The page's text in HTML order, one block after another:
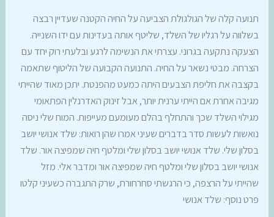
תנועה קלה של הגולגולת הצביעה על החיה הקטנה שעדיין רבצה
בשלווה על רגליו של השלד, שליטף אותה בעדינות עם ידו השנייה.
הצעקה נתקעה בגרוני. עצרתי את הנשימה לרגע ובלעתי רוק יחד עם
הצרחה. מבטי נשאר על החיה. התנועה הקבועה של הליטוף שתאמה
בקצבה את חליפת הצבעים היתה כמעט מהפנטת. יתכן מאוד שהייתי
מגיבה אחרת אם הייתי ערנית יותר, אבל זינוק האדרנלין הפתאומי
מגילוי השלד שכך והתחלף בהלם מעומעם מעייפות. המוח שלי ניסה
נואשות לעשות סדר בדברים שעיני אמרו שהן רואות: שלד אנושי יושב
בסלון שלי. שלד אנושי יושב בסלון שלי ומלטף חיה שמפיצה אור. שלד
אנושי יושב בסלון שלי ומלטף חיה שמפיצה אור ומדבר אלי. מזל
שהייתי על הרצפה, כי הרגשתי סחרחורת, שרק התגברה כשעיני קלטו
פרט נוסף: שלד אנושי